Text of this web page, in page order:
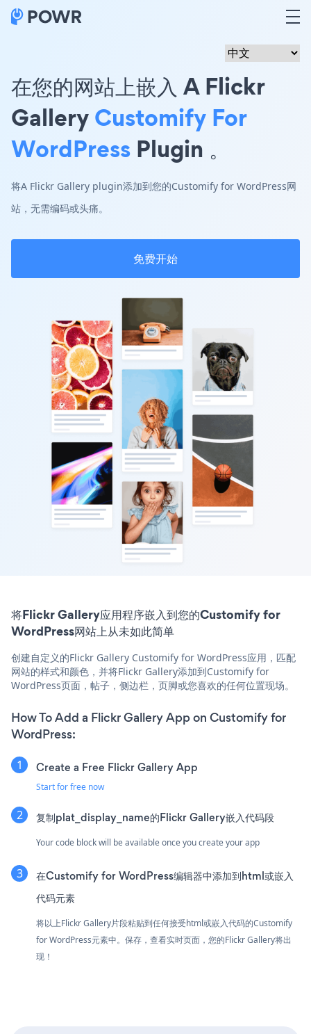
在您的网站上嵌入 A Flickr
GalleryCustomify For
WordPress Plugin 。
将A Flickr Gallery plugin添加到您的Customify for WordPress网
站，无需编码或头痛。
免费开始
将Flickr Gallery应用程序嵌入到您的Customify for
WordPress网站上从未如此简单
创建自定义的Flickr Gallery Customify for WordPress应用，匹配
网站的样式和颜色，并将Flickr Gallery添加到Customify for
WordPress页面，帖子，侧边栏，页脚或您喜欢的任何位置现场。
How To Add a Flickr Gallery App on Customify for
WordPress:
Create a Free Flickr Gallery App
Start for free now
复制plat_display_name的Flickr Gallery嵌入代码段
Your code block will be available once you create your app
在Customify for WordPress编辑器中添加到html或嵌入
代码元素
将以上Flickr Gallery片段粘贴到任何接受html或嵌入代码的Customify
for WordPress元素中。保存，查看实时页面，您的Flickr Gallery将出
现！